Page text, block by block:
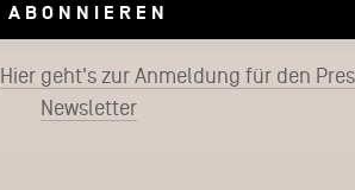
ABONNIEREN
Hier geht's zur Anmeldung für den
Newsletter